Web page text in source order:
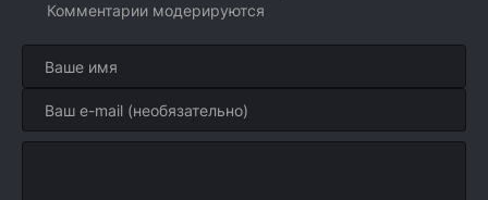
Комментарии модерируются